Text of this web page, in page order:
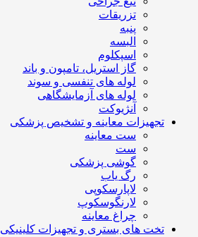
تزریقات
پنبه
البسه
اسپکلوم
گاز استریل، تامپون و باند
لوله های تنفسی و سوند
لوله های آزمایشگاهی
آنژیوکت
تجهیزات معاینه و تشخیص پزشکی
ست معاینه
ست
گوشی پزشکی
رگ یاب
لاپارسکوپی
لارنگوسکوپ
چراغ معاینه
تخت های بستری و تجهیزات کلینیکی